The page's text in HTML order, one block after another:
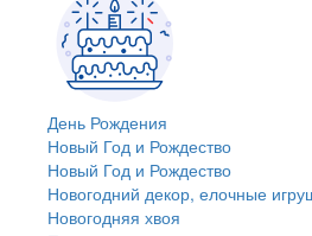
День Рождения
Новый Год и Рождество
Новый Год и Рождество
Новогодний декор, елочные
Новогодняя хвоя